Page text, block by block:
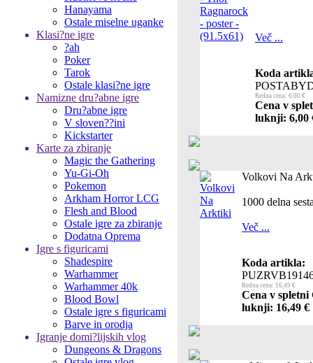
Hanayama
Ostale miselne uganke
Klasi?ne igre
?ah
Poker
Tarok
Ostale klasi?ne igre
Namizne dru?abne igre
Dru?abne igre
V sloven??ini
Kickstarter
Karte za zbiranje
Magic the Gathering
Yu-Gi-Oh
Pokemon
Arkham Horror LCG
Flesh and Blood
Ostale igre za zbiranje
Dodatna Oprema
Igre s figuricami
Shadespire
Warhammer
Warhammer 40k
Blood Bowl
Ostale igre s figuricami
Barve in orodja
Igranje domi?lijskih vlog
Dungeons & Dragons
Več ...
Koda
Redna cena: 6,00 €
Cena v
luknji: 6,00
Volkovi Na
1000 delna
Več ...
Koda artikla:
Redna cena: 16,49 €
Cena v
luknji: 16,49 €